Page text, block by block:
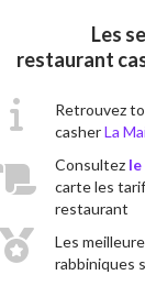
Les
restaurant
Retrouvez
casherLa
Consultez le
carte les
restaurant
Les
rabbiniques